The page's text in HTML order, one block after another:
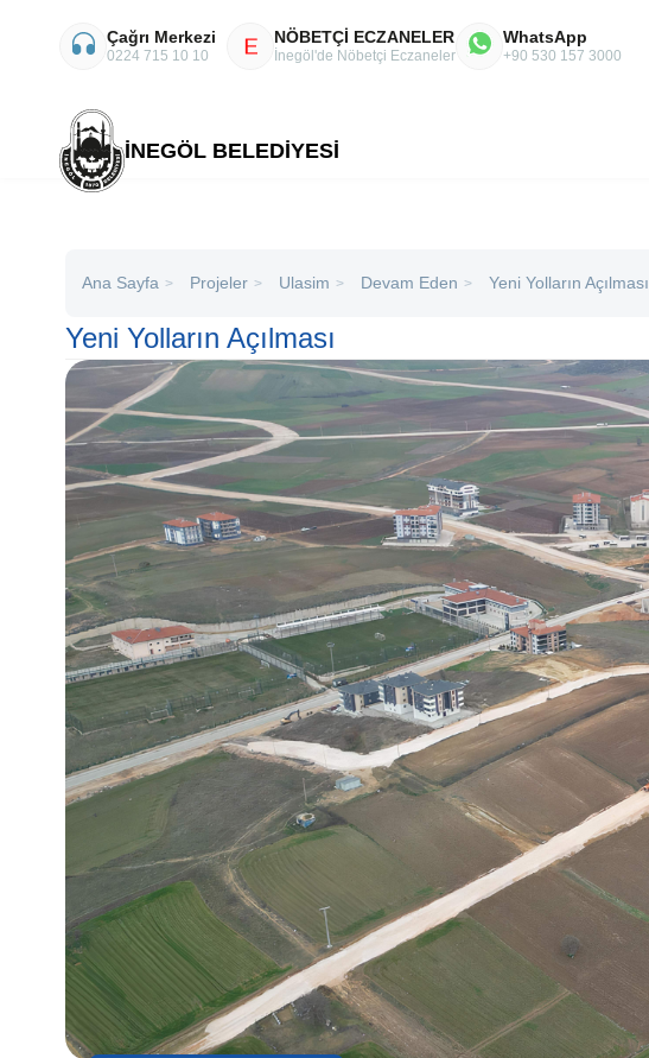
Çağrı Merkezi
0224 715 10 10 E NÖBETÇİ ECZANELER
İnegöl'de Nöbetçi Eczaneler
WhatsApp
+90 530 157 3000
İNEGÖL BELEDİYESİ
Ana Sayfa > Projeler > Ulasim > Devam Eden > Yeni Yolların Açılması
Yeni Yolların Açılması